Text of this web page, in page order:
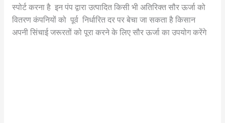
स्पोर्ट करना है इन पंप द्वारा उत्पादित किसी भी अतिरिक्त सौर ऊर्जा को
वितरण कंपनियों को पूर्व निर्धारित दर पर बेचा जा सकता है किसान
अपनी सिंचाई जरूरतों को पूरा करने के लिए सौर ऊर्जा का उपयोग करेंगे